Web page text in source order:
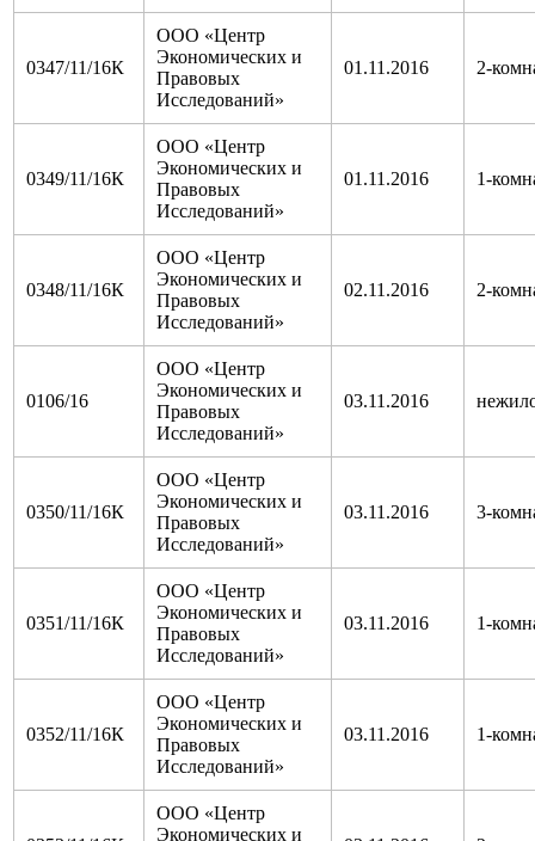
0347/11/16К
ООО «Центр
Экономических и
Правовых
Исследований»
01.11.2016 2-
0349/11/16К
ООО «Центр
Экономических и
Правовых
Исследований»
01.11.2016 1-
0348/11/16К
ООО «Центр
Экономических и
Правовых
Исследований»
02.11.2016 2-
0106/16
ООО «Центр
Экономических и
Правовых
Исследований»
03.11.2016
0350/11/16К
ООО «Центр
Экономических и
Правовых
Исследований»
03.11.2016 3-
0351/11/16К
ООО «Центр
Экономических и
Правовых
Исследований»
03.11.2016 1-
0352/11/16К
ООО «Центр
Экономических и
Правовых
Исследований»
03.11.2016 1-
ООО «Центр
Экономических и